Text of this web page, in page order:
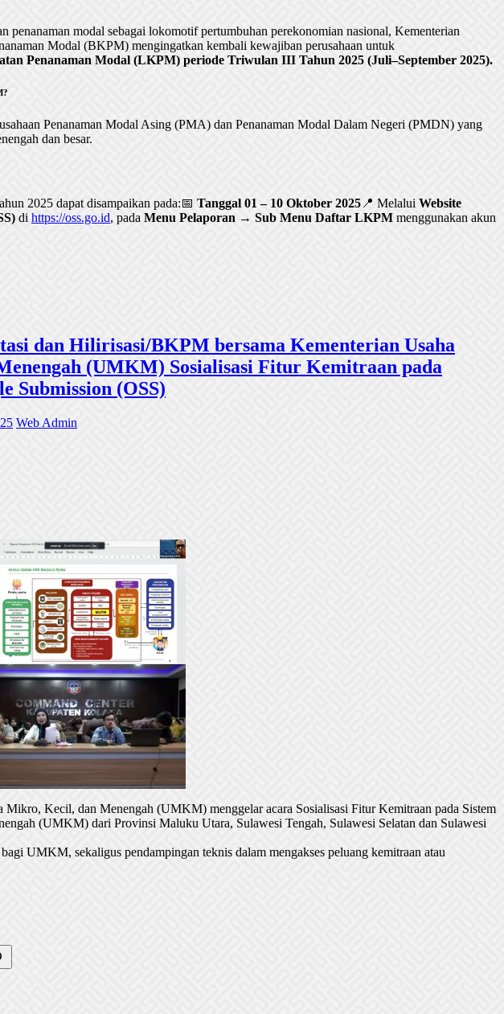
penanaman modal sebagai lokomotif pertumbuhan perekonomian nasional, Kementerian
Modal (BKPM) mengingatkan kembali kewajiban perusahaan untuk
Penanaman Modal (LKPM) periode Triwulan III Tahun 2025 (Juli–September 2025).
Penanaman Modal Asing (PMA) dan Penanaman Modal Dalam Negeri (PMDN) yang
dan besar.
2025 dapat disampaikan pada:📅 Tanggal 01 – 10 Oktober 2025 📍 Melalui Website
di https://oss.go.id, pada Menu Pelaporan → Sub Menu Daftar LKPM menggunakan akun
dan Hilirisasi/BKPM bersama Kementerian Usaha
(UMKM) Sosialisasi Fitur Kemitraan pada
Submission (OSS)
Web Admin
Kecil, dan Menengah (UMKM) menggelar acara Sosialisasi Fitur Kemitraan pada Sistem
(UMKM) dari Provinsi Maluku Utara, Sulawesi Tengah, Sulawesi Selatan dan Sulawesi
UMKM, sekaligus pendampingan teknis dalam mengakses peluang kemitraan atau